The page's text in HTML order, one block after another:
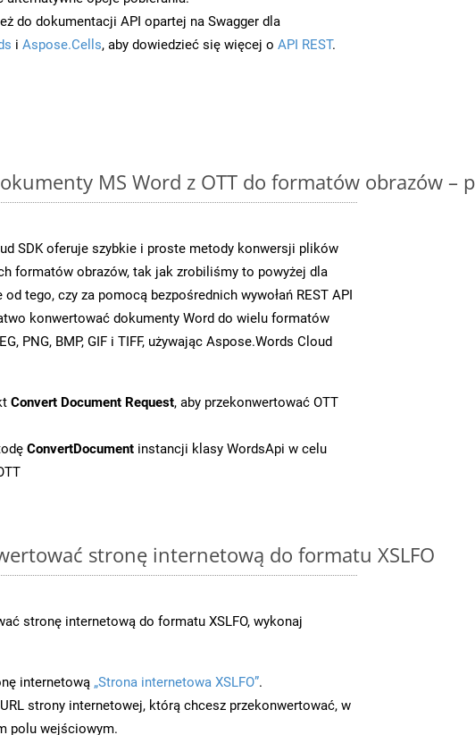
do dokumentacji API opartej na Swagger dla
i Aspose.Cells, aby dowiedzieć się więcej o API REST.
MS Word z OTT do formatów obrazów –
SDK oferuje szybkie i proste metody konwersji plików
formatów obrazów, tak jak zrobiliśmy to powyżej dla
od tego, czy za pomocą bezpośrednich wywołań REST API
konwertować dokumenty Word do wielu formatów
PNG, BMP, GIF i TIFF, używając Aspose.Words Cloud
Convert Document Request, aby przekonwertować OTT
ConvertDocument instancji klasy WordsApi w celu
stronę internetową do formatu XSLFO
stronę internetową do formatu XSLFO, wykonaj
internetową „Strona internetowa XSLFO”.
strony internetowej, którą chcesz przekonwertować, w
polu wejściowym.